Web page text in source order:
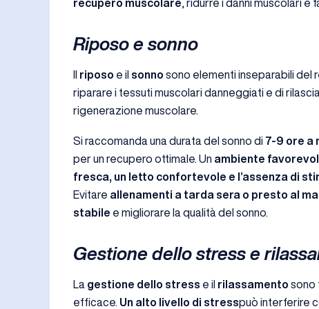
recupero muscolare, ridurre i danni muscolari e
Riposo e sonno
riposo e il sonno sono elementi inseparabili del
riparare i tessuti muscolari danneggiati e di
rigenerazione muscolare.
Si raccomanda una durata del sonno di 7-9 ore a
per un recupero ottimale. Un ambiente
fresca, un letto confortevole e l’assenza di
Evitare allenamenti a tarda sera o presto al
stabile e migliorare la qualità del sonno.
Gestione dello stress e
La gestione dello stress e il rilassamento sono
efficace. Un alto livello di stresspuò interferire